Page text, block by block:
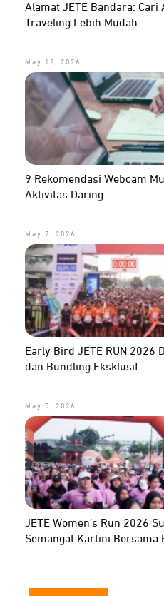
Alamat JETE Bandara: Cari
Traveling Lebih Mudah
May 12, 2026
9 Rekomendasi Webcam
Aktivitas Daring
May 7, 2026
Early Bird JETE RUN 2026
dan Bundling Eksklusif
May 5, 2026
JETE Women’s Run 2026
Semangat Kartini Bersama